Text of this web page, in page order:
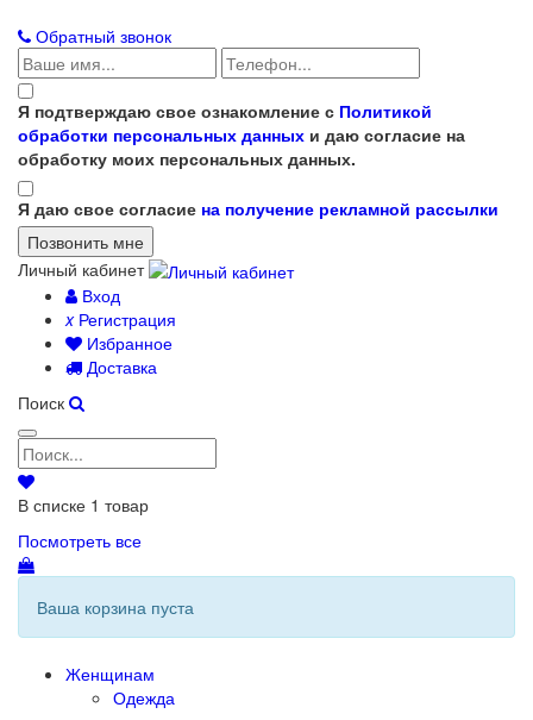
Обратный звонок
Я подтверждаю свое ознакомление с Политикой
обработки персональных данных и даю согласие на
обработку моих персональных данных.
Я даю свое согласие на получение рекламной рассылки
Личный кабинет
Вход
xРегистрация
Избранное
Доставка
Поиск
В списке 1 товар
Посмотреть все
Ваша корзина пуста
Женщинам
Одежда